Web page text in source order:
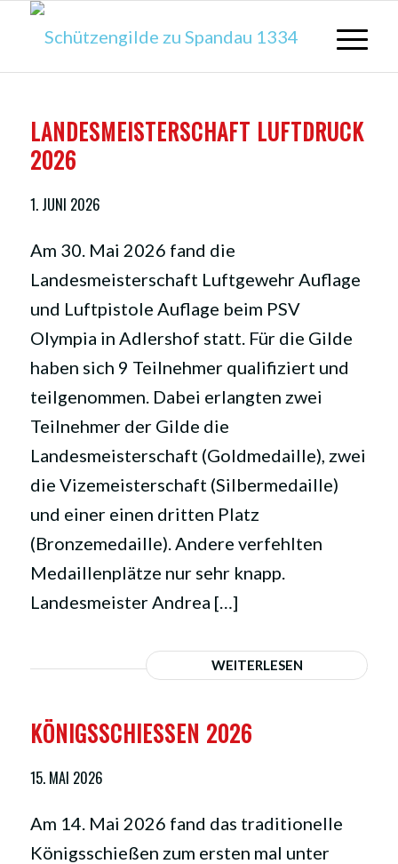
LANDESMEISTERSCHAFT LUFTDRUCK
2026
1. JUNI 2026
Am 30. Mai 2026 fand die
Landesmeisterschaft Luftgewehr Auflage
und Luftpistole Auflage beim PSV
Olympia in Adlershof statt. Für die Gilde
haben sich 9 Teilnehmer qualifiziert und
teilgenommen. Dabei erlangten zwei
Teilnehmer der Gilde die
Landesmeisterschaft (Goldmedaille), zwei
die Vizemeisterschaft (Silbermedaille)
und einer einen dritten Platz
(Bronzemedaille). Andere verfehlten
Medaillenplätze nur sehr knapp.
Landesmeister Andrea […]
WEITERLESEN
KÖNIGSSCHIESSEN 2026
15. MAI 2026
Am 14. Mai 2026 fand das traditionelle
Königsschießen zum ersten mal unter